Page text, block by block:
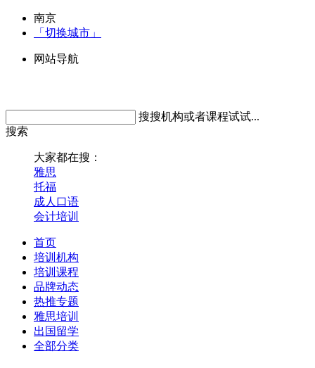
南京
「切换城市」
网站导航
搜搜机构或者课程试试...
搜索
大家都在搜：
雅思
托福
成人口语
会计培训
首页
培训机构
培训课程
品牌动态
热推专题
雅思培训
出国留学
全部分类